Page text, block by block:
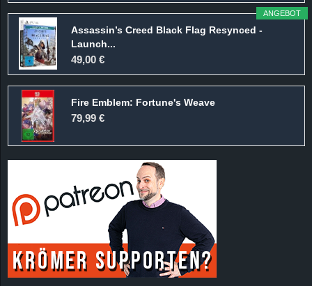
ANGEBOT
Assassin’s Creed Black Flag Resynced -
Launch...
49,00 €
Fire Emblem: Fortune's Weave
79,99 €